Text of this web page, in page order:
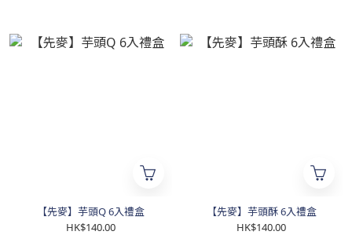
【先麥】芋頭Q 6入禮盒
HK$140.00
【先麥】芋頭酥 6入禮盒
HK$140.00